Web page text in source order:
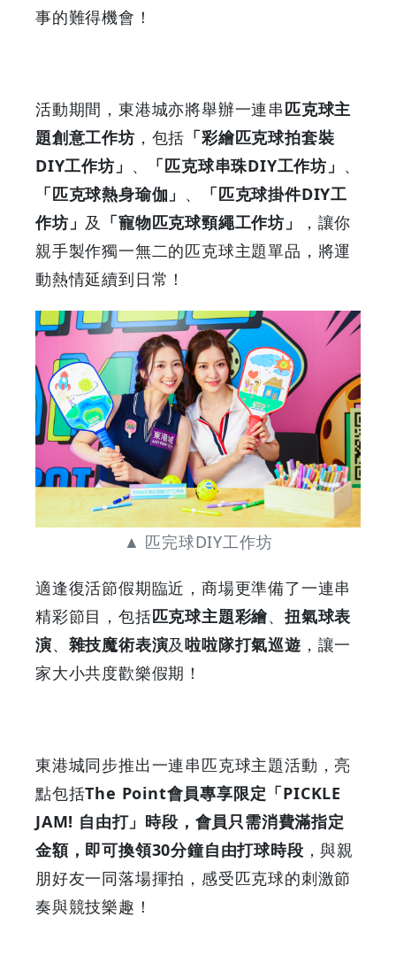
事的難得機會！
活動期間，東港城亦將舉辦一連串匹克球主
題創意工作坊 ，包括 「彩繪匹克球拍套裝
DIY工作坊」 、 「匹克球串珠DIY工作坊」 、
「匹克球熱身瑜伽」 、
「匹克球掛件DIY工
作坊」 及 「寵物匹克球頸繩工作坊」
，讓你
親手製作獨一無二的匹克球主題單品，將運
動熱情延續到日常！
▲ 匹完球DIY工作坊
適逢復活節假期臨近，商場更準備了一連串
精彩節目，包括匹克球主題彩繪、扭氣球表
演、 雜技魔術表演及啦啦隊打氣巡遊 ，讓一
家大小共度歡樂假期！
東港城同步推出一連串匹克球主題活動，亮
點包括The Point會員專享限定「PICKLE
JAM! 自由打」時段，會員只需消費滿指定
金額，即可換領30分鐘自由打球時段 ，與親
朋好友一同落場揮拍，感受匹克球的刺激節
奏與競技樂趣！